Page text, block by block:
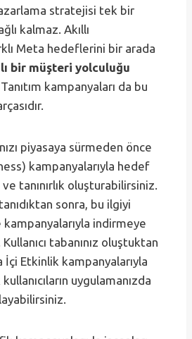
stratejisi tek bir
kalmaz. Akıllı
Meta hedeflerini bir arada
bir müşteri yolculuğu
kampanyaları da bu
piyasaya sürmeden önce
kampanyalarıyla hedef
tanınırlık oluşturabilirsiniz.
sonra, bu ilgiyi
indirmeye
tabanınız oluştuktan
İçi Etkinlik kampanyalarıyla
uygulamanızda